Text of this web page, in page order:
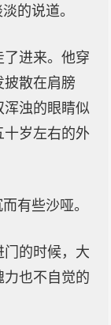
的说道。
进来。他穿
散在肩膀
浑浊的眼睛似
十岁左右的外
有些沙哑。
的时候，大
也不自觉的